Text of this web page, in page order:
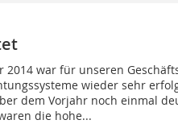
2014 war für unseren
wieder sehr
dem Vorjahr noch einmal
die hohe...